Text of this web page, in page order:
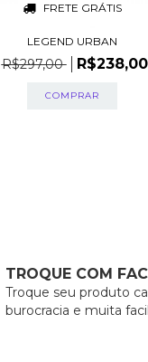
FRETE GRÁTIS
LEGEND URBAN
R$297,00 R$238,00
TROQUE COM
Troque seu produto
burocracia e muita